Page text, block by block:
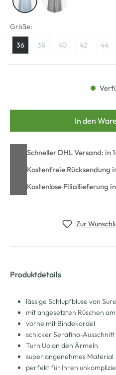
Größe:
36 38 40 42 44
In den
Schneller DHL Versand: in
Kostenfreie Rücksendung
Kostenlose Filiallieferung
Zur
Produktdetails
lässige Schlupfbluse von Sure
mit angesetzten Rüschen
vorne mit Bindekordel
schicker Serafino-Ausschnitt
Turn Up an den Ärmeln
super angenehmes Material
perfekt für Ihren